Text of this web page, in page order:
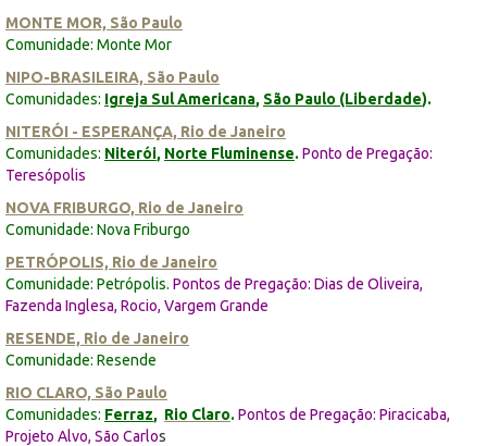
MONTE MOR, São Paulo
Comunidade: Monte Mor
NIPO-BRASILEIRA, São Paulo
Comunidades: Igreja Sul Americana, São Paulo (Liberdade).
NITERÓI - ESPERANÇA, Rio de Janeiro
Comunidades: Niterói, Norte Fluminense. Ponto de Pregação:
Teresópolis
NOVA FRIBURGO, Rio de Janeiro
Comunidade: Nova Friburgo
PETRÓPOLIS, Rio de Janeiro
Comunidade: Petrópolis. Pontos de Pregação: Dias de Oliveira,
Fazenda Inglesa, Rocio, Vargem Grande
RESENDE, Rio de Janeiro
Comunidade: Resende
RIO CLARO, São Paulo
Comunidades: Ferraz, Rio Claro. Pontos de Pregação: Piracicaba,
Projeto Alvo, São Carlos